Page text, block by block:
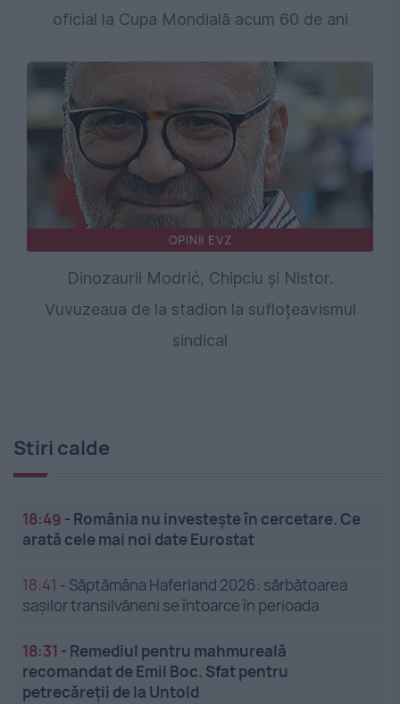
oficial la Cupa Mondială acum 60 de ani
OPINII EVZ
Dinozaurii Modrić, Chipciu și Nistor.
Vuvuzeaua de la stadion la sufloțeavismul
sindical
Stiri calde
18:49 - România nu investește în cercetare. Ce
arată cele mai noi date Eurostat
18:41 - Săptămâna Haferland 2026: sărbătoarea
sașilor transilvăneni se întoarce în perioada
18:31 - Remediul pentru mahmureală
recomandat de Emil Boc. Sfat pentru
petrecăreții de la Untold